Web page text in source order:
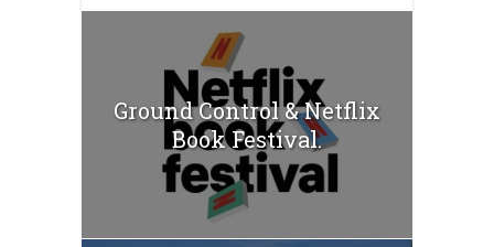
Ground Control & Netflix
Book Festival.